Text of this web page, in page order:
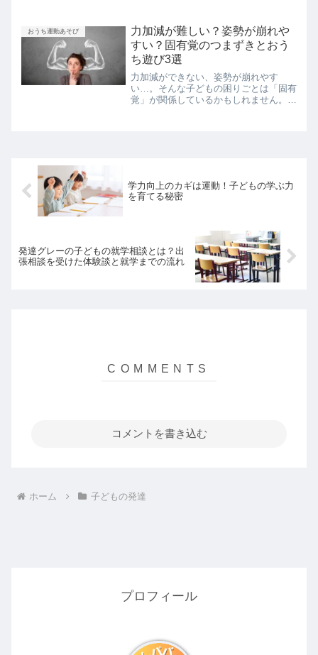
おうち運動あそび
力加減が難しい？姿勢が崩れや
すい？固有覚のつまずきとおう
ち遊び3選
力加減ができない、姿勢が崩れやす
い…。そんな子どもの困りごとは「固有
覚」が関係しているかもしれません。作
学力向上のカギは運動！子どもの学ぶ力
を育てる秘密
発達グレーの子どもの就学相談とは？出
張相談を受けた体験談と就学までの流れ
コメントを書き込む
ホーム 子どもの発達
プロフィール